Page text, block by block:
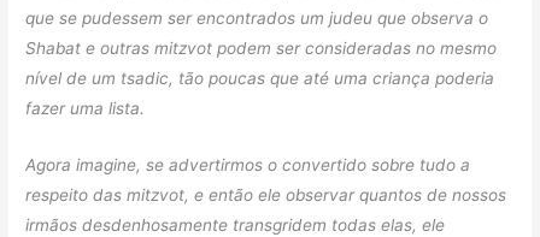
que se pudessem ser encontrados um judeu que observa o
Shabat e outras mitzvot podem ser consideradas no mesmo
nível de um tsadic, tão poucas que até uma criança poderia
fazer uma lista.
Agora imagine, se advertirmos o convertido sobre tudo a
respeito das mitzvot, e então ele observar quantos de nossos
irmãos desdenhosamente transgridem todas elas, ele